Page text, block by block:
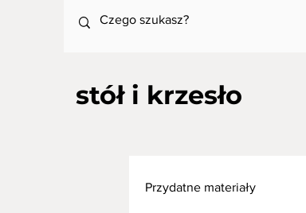
stół i krzesło
Przydatne materiały